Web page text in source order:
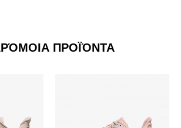
ΠΡΟΪΌΝΤΑ